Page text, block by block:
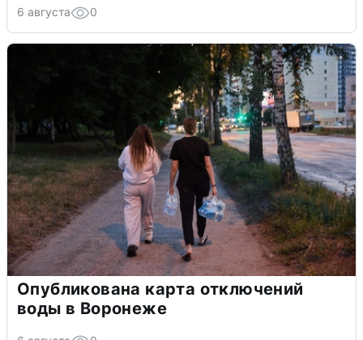
6 августа 0
Опубликована карта отключений
воды в Воронеже